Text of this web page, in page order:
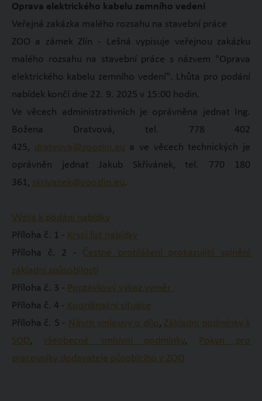
Oprava elektrického kabelu zemního vedení
Veřejná zakázka malého rozsahu na stavební práce
ZOO a zámek Zlín - Lešná vypisuje veřejnou zakázku
malého rozsahu na stavební práce s názvem "Oprava
elektrického kabelu zemního vedení". Lhůta pro podání
nabídek končí dne 22. 9. 2025 v 15:00 hodin.
Ve věcech administrativních je oprávněna jednat Ing.
Božena Dratvová, tel. 778 402
425, dratvova@zoozlin.eu a ve věcech technických je
oprávněn jednat Jakub Skřivánek, tel. 770 180
361, skrivanek@zoozlin.eu.
Výzva k podání nabídky
Příloha č. 1 - Krycí list nabídky
Příloha č. 2 - Čestné prohlášení prokazující splnění
základní způsobilosti
Příloha č. 3 - Poptávkový výkaz výměr
Příloha č. 4 - Koordinační situace
Příloha č. 5 - Návrh smlouvy o dílo , Základní podmínky k
SOD, všeobecné smluvní podmínky,
Pokyn pro
pracovníky dodavatele působícího v ZOO